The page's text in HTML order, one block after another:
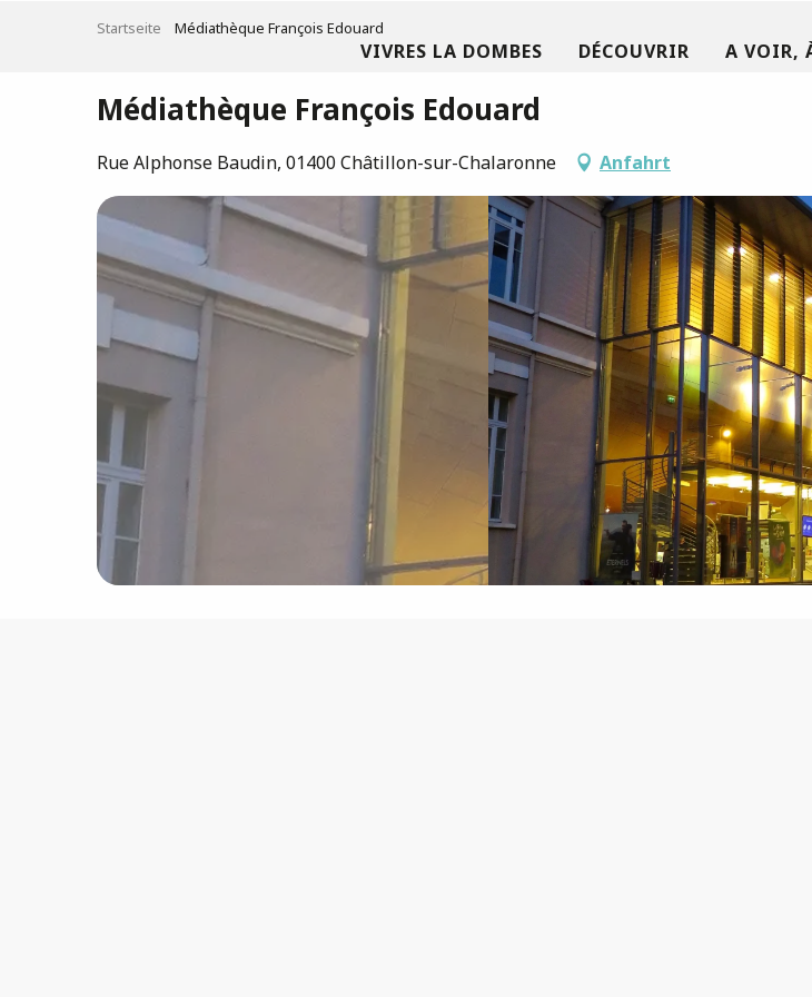
VIVRES LA DOMBES DÉCOUVRIR A VOIR,
Startseite Médiathèque François Edouard
Médiathèque François Edouard
Rue Alphonse Baudin, 01400 Châtillon-sur-Chalaronne Anfahrt